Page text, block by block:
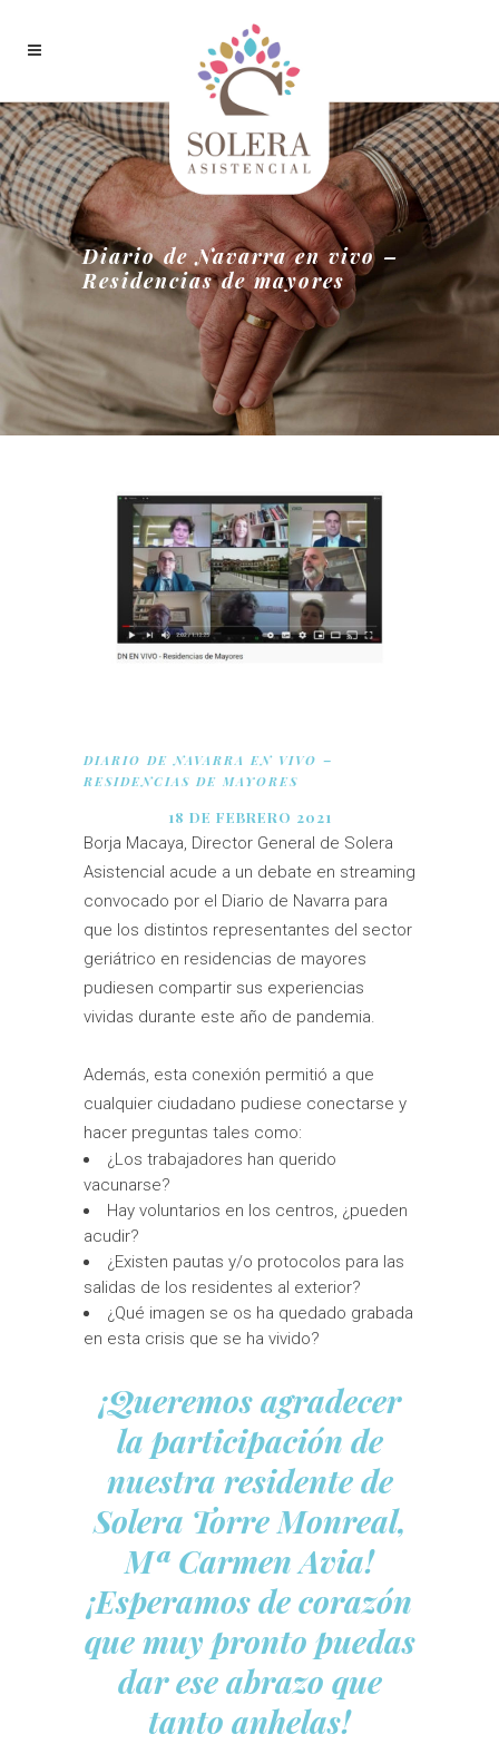
Diario de Navarra en vivo –
Residencias de mayores
DIARIO DE NAVARRA EN VIVO –
RESIDENCIAS DE MAYORES
18 DE FEBRERO 2021
Borja Macaya, Director General de Solera
Asistencial acude a un debate en streaming
convocado por el Diario de Navarra para
que los distintos representantes del sector
geriátrico en residencias de mayores
pudiesen compartir sus experiencias
vividas durante este año de pandemia.
Además, esta conexión permitió a que
cualquier ciudadano pudiese conectarse y
hacer preguntas tales como:
¿Los trabajadores han querido
vacunarse?
Hay voluntarios en los centros, ¿pueden
acudir?
¿Existen pautas y/o protocolos para las
salidas de los residentes al exterior?
¿Qué imagen se os ha quedado grabada
en esta crisis que se ha vivido?
¡Queremos agradecer
la participación de
nuestra residente de
Solera Torre Monreal,
Mª Carmen Avia!
¡Esperamos de corazón
que muy pronto puedas
dar ese abrazo que
tanto anhelas!